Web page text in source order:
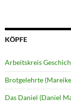
KÖPFE
Arbeitskreis
Brotgelehrte
Das Daniel (Daniel